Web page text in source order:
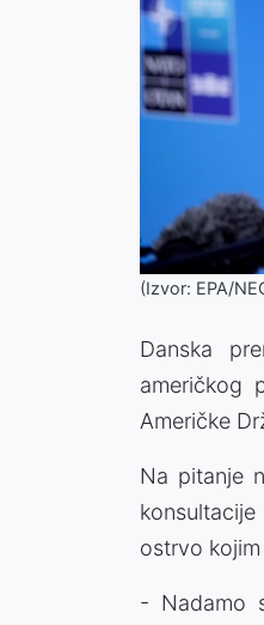
(Izvor: EPA/
Danska
američkog
Američke
Na pitanje
ostrvo
- Nadamo